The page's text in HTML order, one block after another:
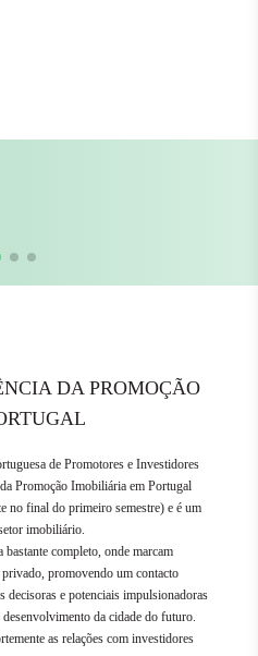
DA PROMOÇÃO
de Promotores e Investidores
Promoção Imobiliária em Portugal
no final do primeiro semestre) e é um
imobiliário.
completo, onde marcam
promovendo um contacto
decisoras e potenciais impulsionadoras
da cidade do futuro.
as relações com investidores